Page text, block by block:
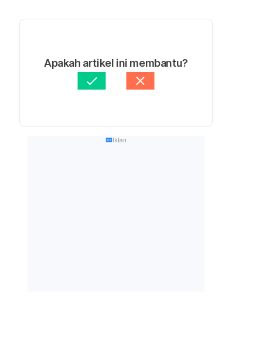
Apakah artikel ini membantu?
Iklan